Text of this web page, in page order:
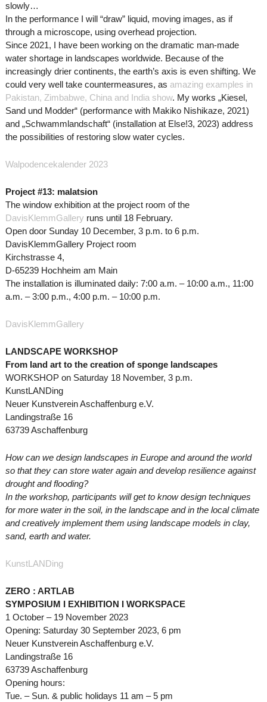
slowly…
In the performance I will “draw” liquid, moving images, as if
through a microscope, using overhead projection.
Since 2021, I have been working on the dramatic man-made
water shortage in landscapes worldwide. Because of the
increasingly drier continents, the earth’s axis is even shifting. We
could very well take countermeasures, as amazing examples in
Pakistan, Zimbabwe, China and India show. My works „Kiesel,
Sand und Modder“ (performance with Makiko Nishikaze, 2021)
and „Schwammlandschaft“ (installation at Else!3, 2023) address
the possibilities of restoring slow water cycles.
Walpodencekalender 2023
Project #13: malatsion
The window exhibition at the project room of the
DavisKlemmGallery runs until 18 February.
Open door Sunday 10 December, 3 p.m. to 6 p.m.
DavisKlemmGallery Project room
Kirchstrasse 4,
D-65239 Hochheim am Main
The installation is illuminated daily: 7:00 a.m. – 10:00 a.m., 11:00
a.m. – 3:00 p.m., 4:00 p.m. – 10:00 p.m.
DavisKlemmGallery
LANDSCAPE WORKSHOP
From land art to the creation of sponge landscapes
WORKSHOP on Saturday 18 November, 3 p.m.
KunstLANDing
Neuer Kunstverein Aschaffenburg e.V.
Landingstraße 16
63739 Aschaffenburg
How can we design landscapes in Europe and around the world
so that they can store water again and develop resilience against
drought and flooding?
In the workshop, participants will get to know design techniques
for more water in the soil, in the landscape and in the local climate
and creatively implement them using landscape models in clay,
sand, earth and water.
KunstLANDing
ZERO : ARTLAB
SYMPOSIUM I EXHIBITION I WORKSPACE
1 October – 19 November 2023
Opening: Saturday 30 September 2023, 6 pm
Neuer Kunstverein Aschaffenburg e.V.
Landingstraße 16
63739 Aschaffenburg
Opening hours:
Tue. – Sun. & public holidays 11 am – 5 pm